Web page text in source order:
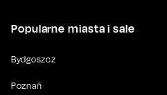
Popularne miasta i sale
Bydgoszcz
Poznań